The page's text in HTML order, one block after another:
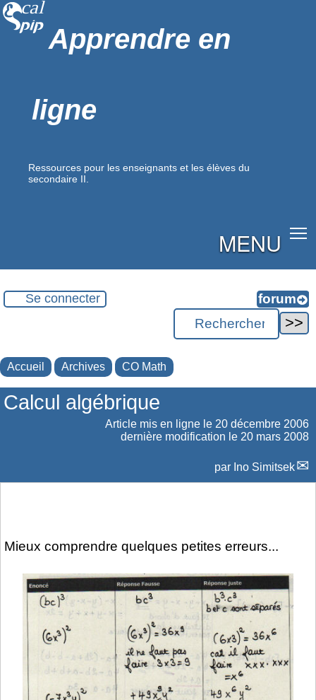
Apprendre en
ligne
Ressources pour les enseignants et les élèves du
secondaire II.
MENU
Se connecter
Accueil Archives CO Math
Calcul algébrique
Article mis en ligne le 20 décembre 2006
dernière modification le 20 mars 2008
par Ino Simitsek
Mieux comprendre quelques petites erreurs...